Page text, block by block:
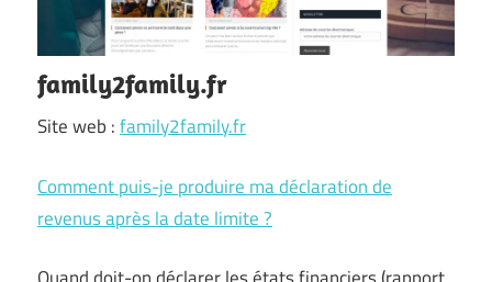
family2family.fr
Site web :family2family.fr
Comment puis-je produire ma déclaration de
revenus après la date limite ?